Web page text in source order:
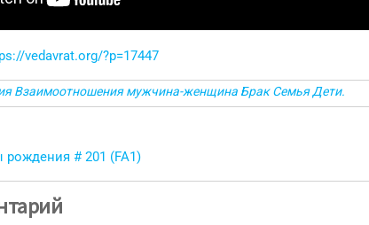
vedavrat.org/?p=17447
Взаимоотношения мужчина-женщина Брак Семья Дети.
рождения # 201 (FA1)